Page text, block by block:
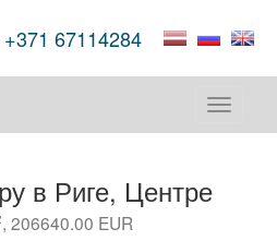
+371 67114284
Toggle
в Риге, Центре
, 206640.00 EUR